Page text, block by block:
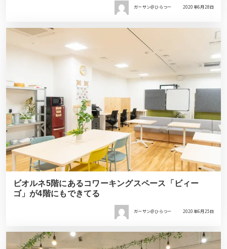
ガーサン＠ひらつー 2020年6月28日
ビオルネ5階にあるコワーキングスペース「ビィー
ゴ」が4階にもできてる
ガーサン＠ひらつー 2020年6月25日